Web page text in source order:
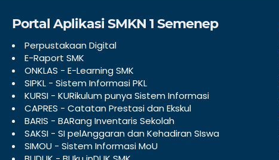
Portal Aplikasi SMKN 1 Semenep
Perpustakaan Digital
E-Raport SMK
ONKLAS - E-Learning SMK
SIPKL - Sistem Informasi PKL
KURSI - KURikulum punya Sistem Informasi
CAPRES - Catatan Prestasi dan Ekskul
BARIS - BARang Inventaris Sekolah
SAKSI - SI pelAnggaran dan Kehadiran SIswa
SIMOU - Sistem Informasi MoU